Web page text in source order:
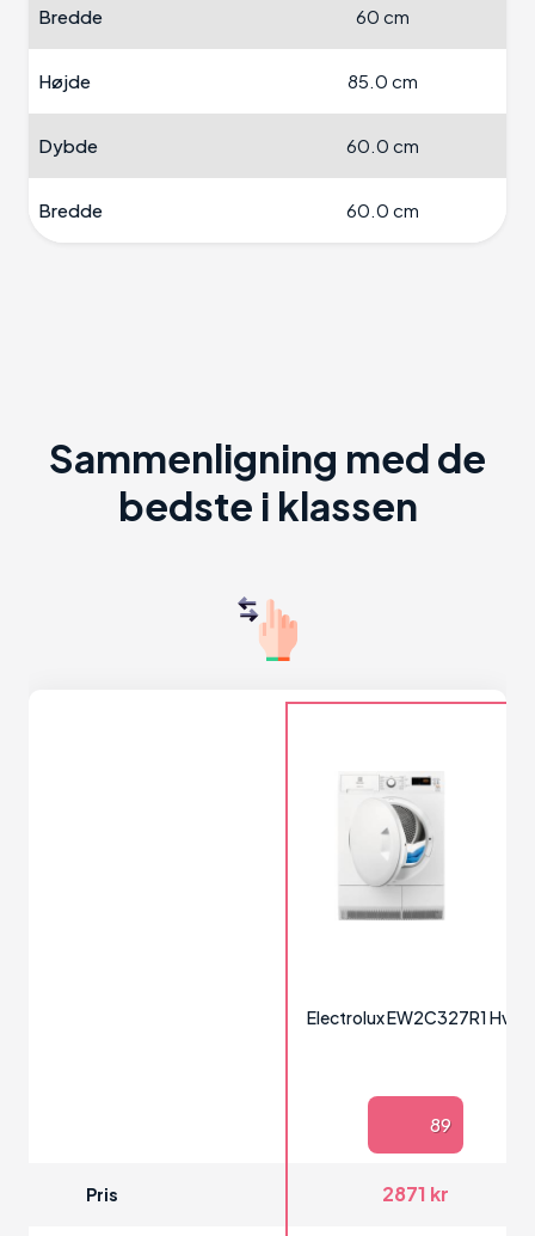
Bredde 60 cm
Højde 85.0 cm
Dybde 60.0 cm
Bredde 60.0 cm
Sammenligning med de
bedste i klassen
Electrolux EW2C327R1 Hvid
89
Pris 2871 kr